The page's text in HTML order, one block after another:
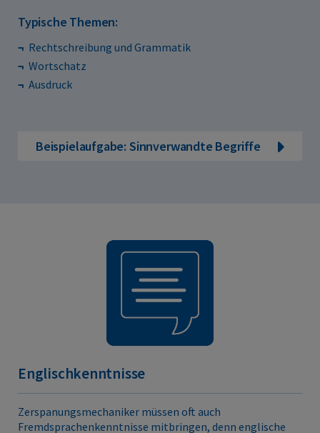
Typische Themen:
Rechtschreibung und Grammatik
Wortschatz
Ausdruck
Beispielaufgabe: Sinnverwandte Begriffe
Englischkenntnisse
Zerspanungsmechaniker müssen oft auch
Fremdsprachenkenntnisse mitbringen, denn englische